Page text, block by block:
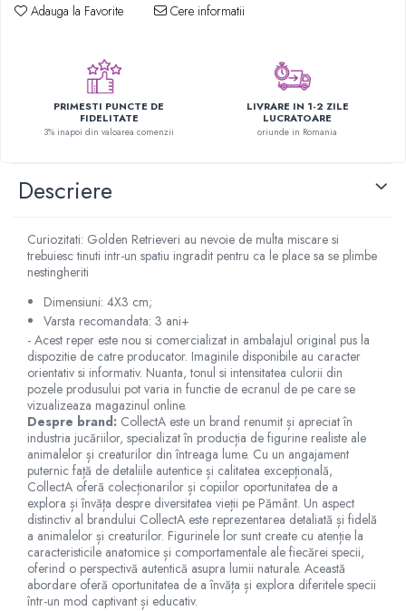
Jucarii Montessori
Jucarii cu alfabet
Jucarii cu cifre
Seturi Numberblocks
Jucarii fructe si legume
Puzzle clasic
Puzzle incastru
IQ puzzle
Jucarii bebelusi
Jucarii de baie
Zornaitoare
Jucarii dentitie
Jucarii senzoriale
Jucarii motrice pentru bebelusi
Saltele de activitati pentru bebe
Jucarii de sortat
Jucarii muzicale bebelusi
Puzzle bebelusi
Adauga la Favorite Cere informatii
PRIMESTI PUNCTE DE
FIDELITATE
3% inapoi din valoarea comenzii
LIVRARE IN 1-2 ZILE
LUCRATOARE
oriunde in Romania
Descriere
Curiozitati: Golden Retrieveri au nevoie de multa miscare si
trebuiesc tinuti intr-un spatiu ingradit pentru ca le place sa se plimbe
nestingheriti
Dimensiuni: 4X3 cm;
Varsta recomandata: 3 ani+
- Acest reper este nou si comercializat in ambalajul original pus la
dispozitie de catre producator. Imaginile disponibile au caracter
orientativ si informativ. Nuanta, tonul si intensitatea culorii din
pozele produsului pot varia in functie de ecranul de pe care se
vizualizeaza magazinul online.
Despre brand: CollectA este un brand renumit și apreciat în
industria jucăriilor, specializat în producția de figurine realiste ale
animalelor și creaturilor din întreaga lume. Cu un angajament
puternic față de detaliile autentice și calitatea excepțională,
CollectA oferă colecționarilor și copiilor oportunitatea de a
explora și învăța despre diversitatea vieții pe Pământ. Un aspect
distinctiv al brandului CollectA este reprezentarea detaliată și fidelă
a animalelor și creaturilor. Figurinele lor sunt create cu atenție la
caracteristicile anatomice și comportamentale ale fiecărei specii,
oferind o perspectivă autentică asupra lumii naturale. Această
abordare oferă oportunitatea de a învăța și explora diferitele specii
într-un mod captivant și educativ.